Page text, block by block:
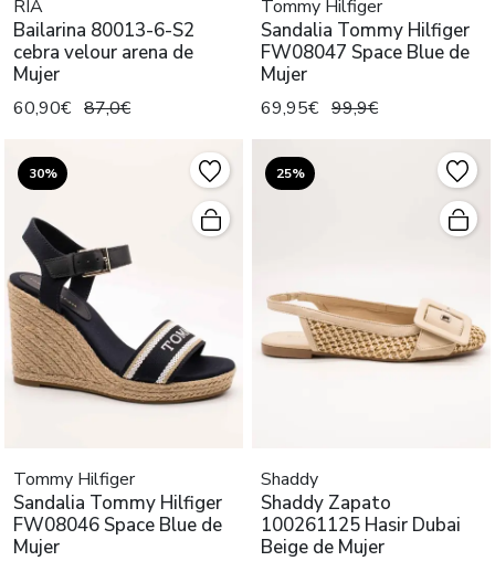
RIA
Bailarina 80013-6-S2
cebra velour arena de
Mujer
60,90€ 87,0€
Tommy Hilfiger
Sandalia Tommy Hilfiger
FW08047 Space Blue de
Mujer
69,95€ 99,9€
30%
Tommy Hilfiger
Sandalia Tommy Hilfiger
FW08046 Space Blue de
Mujer
25%
Shaddy
Shaddy Zapato
100261125 Hasir Dubai
Beige de Mujer